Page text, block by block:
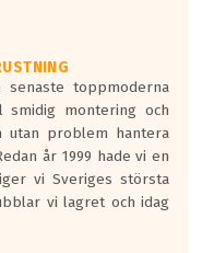
toppmoderna
smidig montering och
utan problem hantera
år 1999 hade vi en
vi Sveriges största
vi lagret och idag